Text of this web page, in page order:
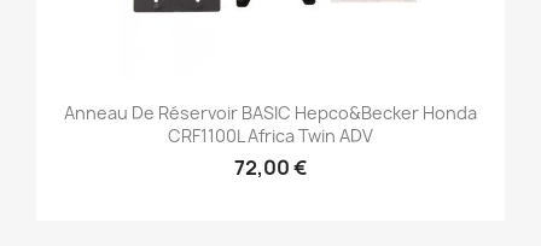
Anneau De Réservoir BASIC Hepco&Becker Honda
CRF1100L Africa Twin ADV
72,00 €